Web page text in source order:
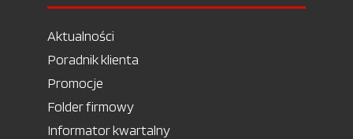
Aktualności
Poradnik klienta
Promocje
Folder firmowy
Informator kwartalny